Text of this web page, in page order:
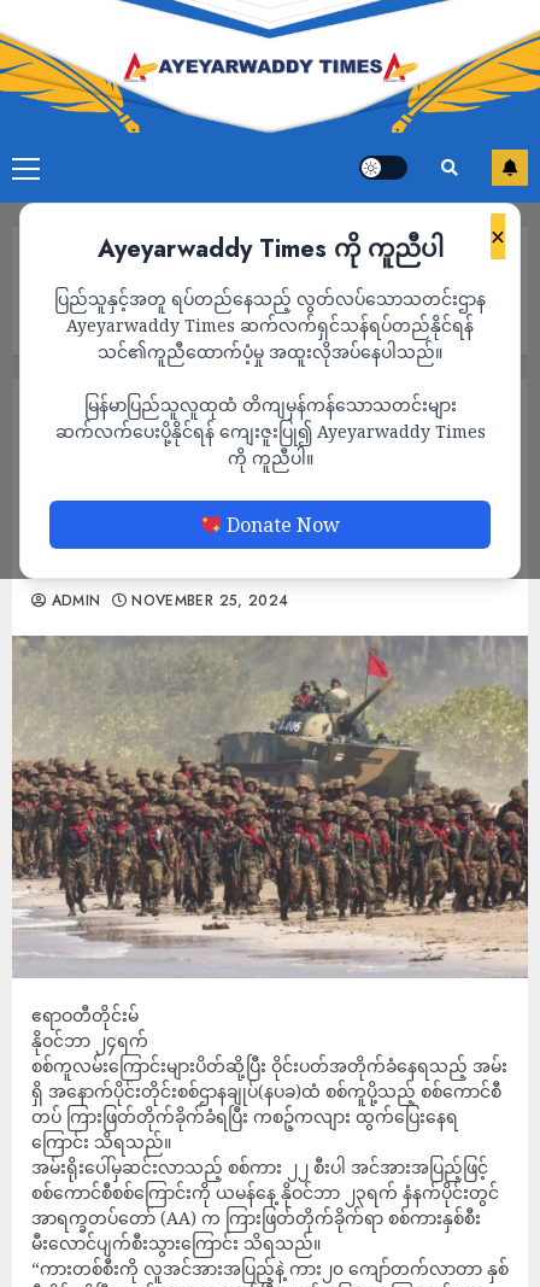
×
Ayeyarwaddy Times ကို ကူညီပါ
ပြည်သူနှင့်အတူ ရပ်တည်နေသည့် လွတ်လပ်သောသတင်းဌာန
Ayeyarwaddy Times ဆက်လက်ရှင်သန်ရပ်တည်နိုင်ရန်
သင်၏ကူညီထောက်ပံ့မှု အထူးလိုအပ်နေပါသည်။
မြန်မာပြည်သူလူထုထံ တိကျမှန်ကန်သောသတင်းများ
ဆက်လက်ပေးပို့နိုင်ရန် ကျေးဇူးပြု၍ Ayeyarwaddy Times
ကို ကူညီပါ။
Donate Now
စစ်ကြောင်း ကြားဖြတ်တိုက်ခိုက်ခံရပြီး ရိုးမထဲတွင် ကစဉ့်ကလျားပြေး
အင်အားထောင်ချီ၍ အမ်း နပခ ကို ချီတက်နေ
သည့် စစ်ကောင်စီစစ်ကြောင်း ကြားဖြတ်
တိုက်ခိုက်ခံရပြီး ရိုးမထဲတွင် ကစဉ့်ကလျားပြေး
နေရ
ADMIN NOVEMBER 25, 2024
ဧရာဝတီတိုင်းမ်
နိုဝင်ဘာ ၂၄ရက်
စစ်ကူလမ်းကြောင်းများပိတ်ဆို့ပြီး ဝိုင်းပတ်အတိုက်ခံနေရသည့် အမ်း
ရှိ အနောက်ပိုင်းတိုင်းစစ်ဌာနချုပ်(နပခ)ထံ စစ်ကူပို့သည့် စစ်ကောင်စီ
တပ် ကြားဖြတ်တိုက်ခိုက်ခံရပြီး ကစဉ့်ကလျား ထွက်ပြေးနေရ
ကြောင်း သိရသည်။
အမ်းရိုးပေါ်မှဆင်းလာသည့် စစ်ကား ၂၂ စီးပါ အင်အားအပြည့်ဖြင့်
စစ်ကောင်စီစစ်ကြောင်းကို ယမန်နေ့ နိုဝင်ဘာ ၂၃ရက် နံနက်ပိုင်းတွင်
အာရက္ခတပ်တော် (AA) က ကြားဖြတ်တိုက်ခိုက်ရာ စစ်ကားနှစ်စီး
မီးလောင်ပျက်စီး‌သွားကြောင်း သိရသည်။
“ကားတစ်စီးကို လူအင်အားအပြည့်နဲ့ ကား၂၀ ကျော်တက်လာတာ နှစ်